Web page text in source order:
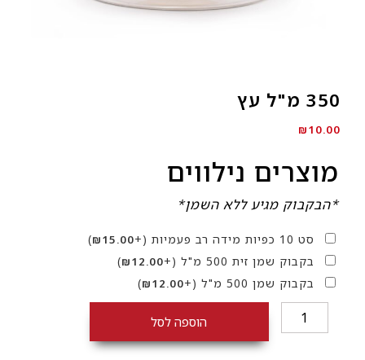
350 מ"ל עץ
₪10.00
מוצרים נילווים
*הבקבוק מגיע ללא השמן*
סט 10 כפיות מידה רב פעמיות (+
₪15.00
)
בקבוק שמן זית 500 מ"ל
(+
₪12.00
)
בקבוק שמן 500 מ"ל
(+
₪12.00
)
כמות
של
הוספה לסל